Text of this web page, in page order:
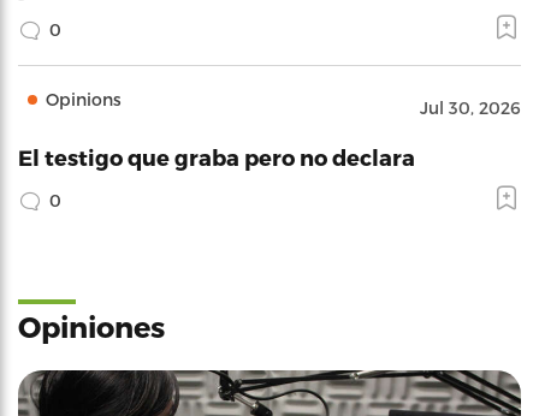
0
Opinions Jul 30, 2026
El testigo que graba pero no declara
0
Opiniones